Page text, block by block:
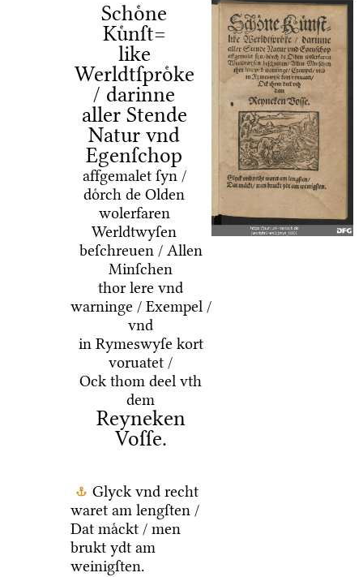
Schoͤne
Kuͤnſt=
like
Werldtſproͤke
/ darinne
aller Stende
Natur vnd
Egenſchop
affgemalet ſyn /
doͤrch de Olden
wolerfaren
Werldtwyſen
beſchreuen / Allen
Minſchen
thor lere vnd
warninge / Exempel /
vnd
in Rymeswyſe kort
voruatet /
Ock thom deel vth
dem
Reyneken
Voſſe.
Glyck vnd recht
waret am lengſten /
Dat maͤckt / men
brukt ydt am
weinigſten.